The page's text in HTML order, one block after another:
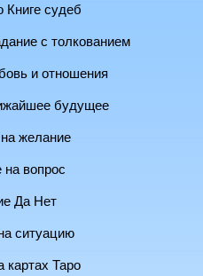
Книге судеб
с толкованием
и отношения
будущее
желание
на вопрос
Да Нет
ситуацию
картах Таро